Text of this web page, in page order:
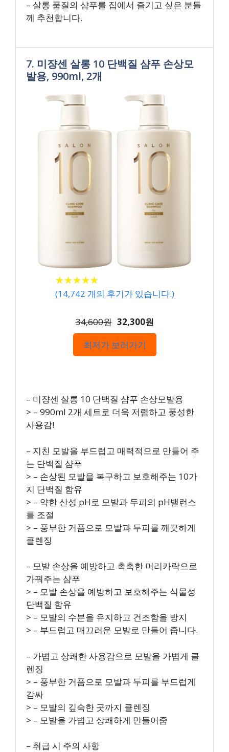
– 살롱 품질의 샴푸를 집에서 즐기고 싶은 분들
께 추천합니다.
7. 미쟝센 살롱 10 단백질 샴푸 손상모
발용, 990ml, 2개
★★★★★
★★★★★
(14,742 개의 후기가 있습니다.)
34,600원 32,300원
최저가 보러가기
– 미쟝센 살롱 10 단백질 샴푸 손상모발용
> – 990ml 2개 세트로 더욱 저렴하고 풍성한
사용감!
– 지친 모발을 부드럽고 매력적으로 만들어 주
는 단백질 샴푸
> – 손상된 모발을 복구하고 보호해주는 10가
지 단백질 함유
> – 약한 산성 pH로 모발과 두피의 pH밸런스
를 조절
> – 풍부한 거품으로 모발과 두피를 깨끗하게
클렌징
– 모발 손상을 예방하고 촉촉한 머리카락으로
가꿔주는 샴푸
> – 모발 손상을 예방하고 보호해주는 식물성
단백질 함유
> – 모발의 수분을 유지하고 건조함을 방지
> – 부드럽고 매끄러운 모발로 만들어 줍니다.
– 가볍고 상쾌한 사용감으로 모발을 가볍게 클
렌징
> – 풍부한 거품으로 모발과 두피를 부드럽게
감싸
> – 모발의 깊숙한 곳까지 클렌징
> – 모발을 가볍고 상쾌하게 만들어줌
– 취급 시 주의 사항